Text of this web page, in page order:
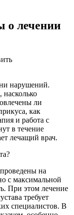
о лечении
нарушений.
ли
как
и работа с
в течение
лечащий врач.
на
с максимальной
При этом лечение
требует
специалистов. В